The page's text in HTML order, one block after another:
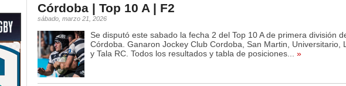
Córdoba | Top 10 A | F2
sábado, marzo 21, 2026
Se disputó este sabado la fecha 2 del Top 10 A de primera división
Córdoba. Ganaron Jockey Club Cordoba, San Martin, Universitario,
y Tala RC. Todos los resultados y tabla de posiciones...
»